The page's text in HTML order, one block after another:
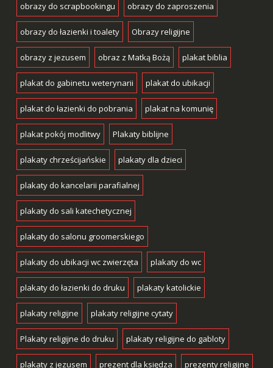
obrazy do scrapbookingu obrazy do zaproszenia
obrazy do łazienki i toalety Obrazy religijne
obrazy z jezusem obraz z Matką Bożą plakat biblia
plakat do gabinetu weterynarii plakat do ubikacji
plakat do łazienki do pobrania plakat na komunię
plakat pokój modlitwy Plakaty biblijne
plakaty chrześcijańskie plakaty dla dzieci
plakaty do kancelarii parafialnej
plakaty do sali katechetycznej
plakaty do salonu groomerskiego
plakaty do ubikacji wc zwierzęta plakaty do wc
plakaty do łazienki do druku plakaty katolickie
plakaty religijne plakaty religijne cytaty
Plakaty religijne do druku plakaty religijne do gabloty
plakaty z jezusem prezent dla księdza prezenty religijne